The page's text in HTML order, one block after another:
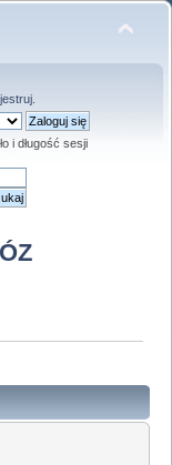
.
i długość sesji